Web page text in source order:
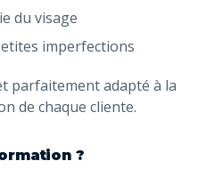
du visage
imperfections
parfaitement adapté à la
de chaque cliente.
?